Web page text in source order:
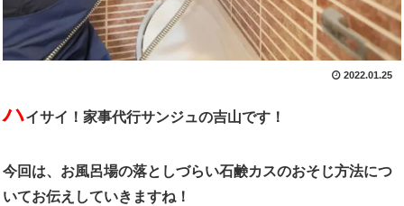
2022.01.25
ハイサイ！家事代行サンジュの吉山です！
今回は、お風呂場の落としづらい石鹸カスのおそじ方法につ
いてお伝えしていきますね！